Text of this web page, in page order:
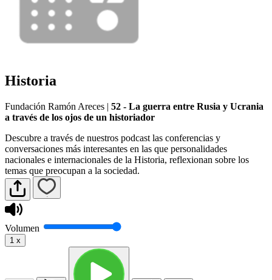
Historia
Fundación Ramón Areces | 52 - La guerra entre Rusia y Ucrania
a través de los ojos de un historiador
Descubre a través de nuestros podcast las conferencias y
conversaciones más interesantes en las que personalidades
nacionales e internacionales de la Historia, reflexionan sobre los
temas que preocupan a la sociedad.
Volumen
1 x